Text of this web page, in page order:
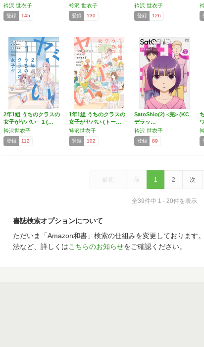
衿沢 世衣子
登録 145
衿沢 世衣子
登録 130
衿沢 世衣子
登録 126
2年1組 うちのクラスの
女子がヤバい 1 (…
衿沢世衣子
登録 112
1年1組 うちのクラスの
女子がヤバい (トー…
衿沢世衣子
登録 102
SatoShio(2) <完> (KC
デラッ…
衿沢 世衣子
登録 89
最初 前 1 2 次
全39件中 1 - 20件を表示
書誌検索オプションについて
ただいま「Amazon和書」検索の仕組みを変更しております
法など、詳しくはこちらのお知らせをご確認ください。